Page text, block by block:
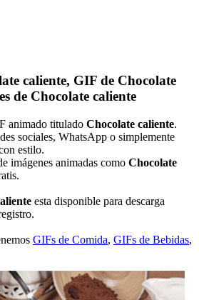
caliente, GIF de Chocolate
de Chocolate caliente
animado titulado Chocolate caliente.
sociales, WhatsApp o simplemente
estilo.
imágenes animadas como Chocolate
esta disponible para descarga
GIFs de Comida, GIFs de Bebidas,